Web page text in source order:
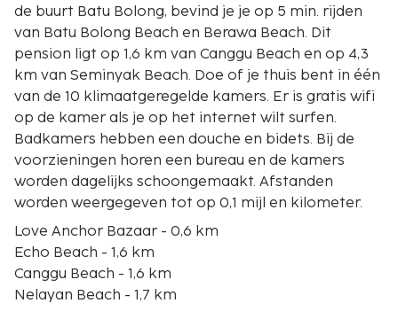
de buurt Batu Bolong, bevind je je op 5 min. rijden
van Batu Bolong Beach en Berawa Beach. Dit
pension ligt op 1,6 km van Canggu Beach en op 4,3
km van Seminyak Beach. Doe of je thuis bent in één
van de 10 klimaatgeregelde kamers. Er is gratis wifi
op de kamer als je op het internet wilt surfen.
Badkamers hebben een douche en bidets. Bij de
voorzieningen horen een bureau en de kamers
worden dagelijks schoongemaakt. Afstanden
worden weergegeven tot op 0,1 mijl en kilometer.
Love Anchor Bazaar - 0,6 km
Echo Beach - 1,6 km
Canggu Beach - 1,6 km
Nelayan Beach - 1,7 km